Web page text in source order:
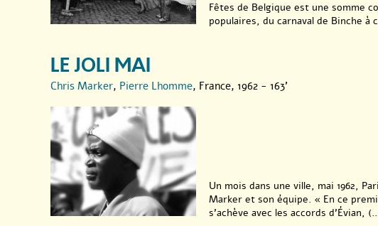
Fêtes de Belgique est une somme
populaires, du carnaval de Binche à
LE JOLI MAI
Chris Marker, Pierre Lhomme, France, 1962 - 163'
Un mois dans une ville, mai 1962,
Marker et son équipe. « En ce
s’achève avec les accords d’Évian,